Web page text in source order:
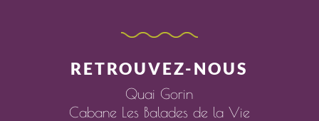
RETROUVEZ-NOUS
Quai Gorin
Cabane Les Balades de la Vie